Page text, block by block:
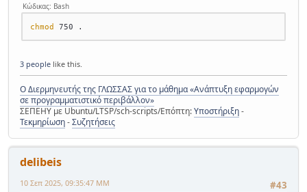
Κώδικας: Bash
chmod
3 people like this.
Ο Διερμηνευτής της ΓΛΩΣΣΑΣ για το μάθημα «Ανάπτυξη εφαρμογών
σε προγραμματιστικό περιβάλλον»
ΣΕΠΕΗΥ με Ubuntu/LTSP/sch-scripts/Επόπτη:Υποστήριξη-
Τεκμηρίωση-Συζητήσεις
delibeis
#43
10 Σεπ 2025, 09:35:47 ΜΜ